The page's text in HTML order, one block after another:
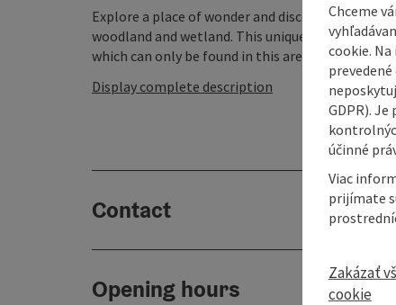
Explore a place of wonder and discovery: Take
woodland and wetland. This unique natural
which can only be found in this area anymore.
Display complete description
Contact
Opening hours
Chceme
cookie.
GDPR).
účinné
Viac
prijímate
Zakázať
cookie